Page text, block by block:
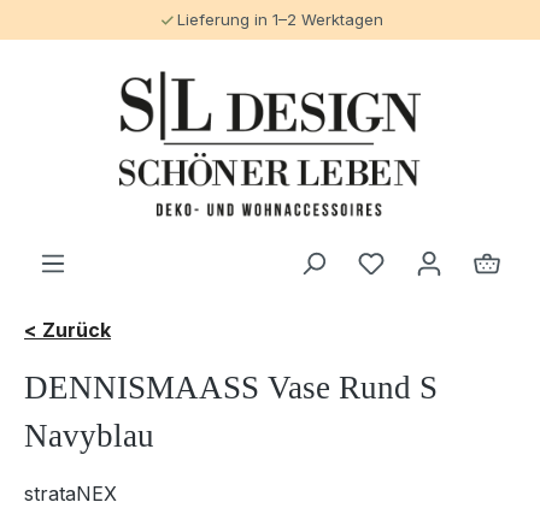
Lieferung in 1–2 Werktagen
< Zurück
DENNISMAASS Vase Rund S
Navyblau
strataNEX